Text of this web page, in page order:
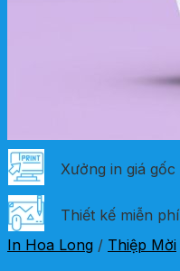
Xưởng in giá gốc
Thiết kế miễn phí
In Hoa Long / Thiệp Mời